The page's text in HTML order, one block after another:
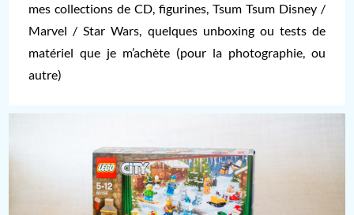
mes collections de CD, figurines, Tsum Tsum Disney /
Marvel / Star Wars, quelques unboxing ou tests de
matériel que je m’achète (pour la photographie, ou
autre)